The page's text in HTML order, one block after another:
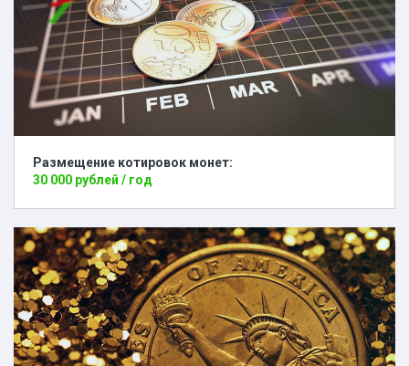
Размещение котировок монет:
30 000 рублей / год